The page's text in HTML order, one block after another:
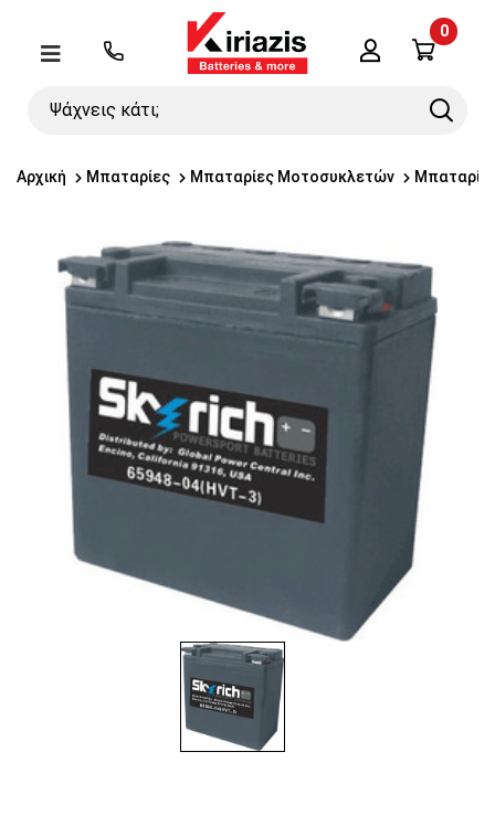
Μενού
Ψάχνεις
Search
Λογαριασμός
0
Αρχική Μπαταρίες Μπαταρίες Μοτοσυκλετών